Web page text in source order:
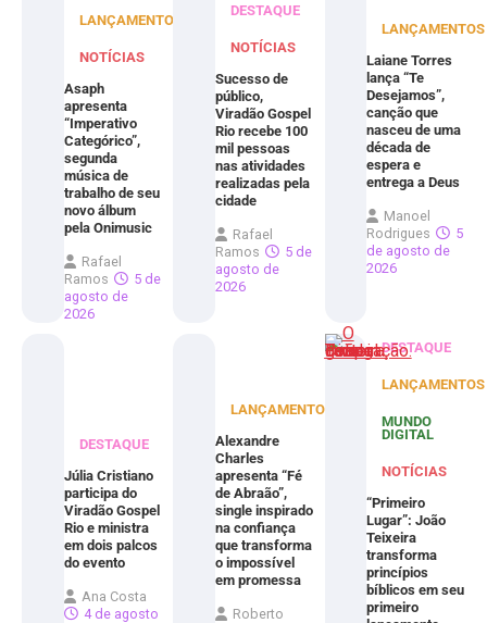
LANÇAMENTOS
NOTÍCIAS
Asaph
apresenta
“Imperativo
Categórico”,
segunda
música de
trabalho de seu
novo álbum
pela Onimusic
Rafael
Ramos
5 de
agosto de
2026
DESTAQUE
NOTÍCIAS
Sucesso de
público,
Viradão Gospel
Rio recebe 100
mil pessoas
nas atividades
realizadas pela
cidade
Rafael
Ramos
5 de
agosto de
2026
LANÇAMENTOS
Laiane Torres
lança “Te
Desejamos”,
canção que
nasceu de uma
década de
espera e
entrega a Deus
Manoel
Rodrigues
5
de agosto de
2026
DESTAQUE
Júlia Cristiano
participa do
Viradão Gospel
Rio e ministra
em dois palcos
do evento
Ana Costa
4 de agosto
LANÇAMENTOS
Alexandre
Charles
apresenta “Fé
de Abraão”,
single inspirado
na confiança
que transforma
o impossível
em promessa
Roberto
DESTAQUE
LANÇAMENTOS
MUNDO
DIGITAL
NOTÍCIAS
“Primeiro
Lugar”: João
Teixeira
transforma
princípios
bíblicos em seu
primeiro